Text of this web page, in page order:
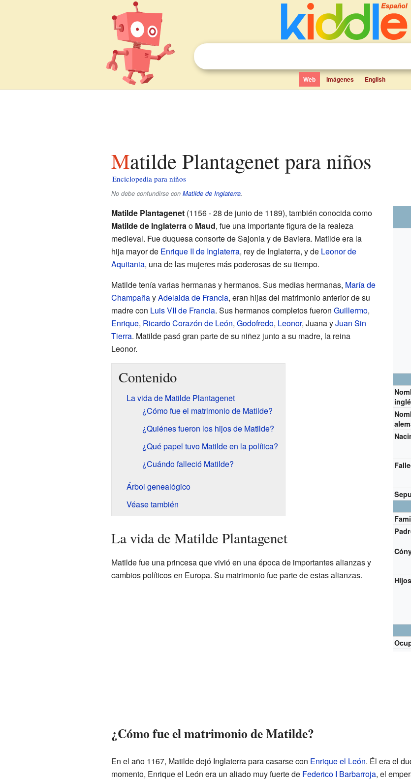
Web Imágenes English
Matilde Plantagenet para niños
Enciclopedia para niños
No debe confundirse con Matilde de Inglaterra.
Hijos
Matilde Plantagenet(1156 - 28 de junio de 1189), también conocida como
Matilde de Inglaterrao Maud, fue una importante figura de la realeza
medieval. Fue duquesa consorte de Sajonia y de Baviera. Matilde era la
hija mayor de Enrique II de Inglaterra, rey de Inglaterra, y de Leonor de
Aquitania, una de las mujeres más poderosas de su tiempo.
Matilde tenía varias hermanas y hermanos. Sus medias hermanas, María de
ChampañayAdelaida de Francia, eran hijas del matrimonio anterior de su
madre con Luis VII de Francia. Sus hermanos completos fueron Guillermo,
Enrique, Ricardo Corazón de León, Godofredo, Leonor, Juana yJuan Sin
Tierra. Matilde pasó gran parte de su niñez junto a su madre, la reina
Leonor.
Contenido
La vida de Matilde Plantagenet
¿Cómo fue el matrimonio de Matilde?
¿Quiénes fueron los hijos de Matilde?
¿Qué papel tuvo Matilde en la política?
¿Cuándo falleció Matilde?
Árbol genealógico
Véase también
La vida de Matilde Plantagenet
Matilde fue una princesa que vivió en una época de importantes alianzas y
cambios políticos en Europa. Su matrimonio fue parte de estas alianzas.
¿Cómo fue el matrimonio de Matilde?
En el año 1167, Matilde dejó Inglaterra para casarse con Enrique el León. Él era el
momento, Enrique el León era un aliado muy fuerte de Federico I Barbarroja, el